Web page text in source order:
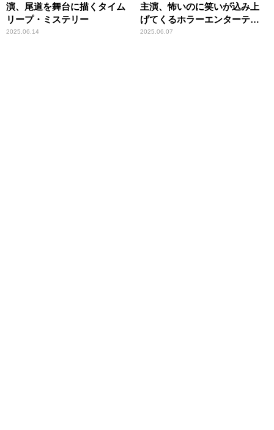
演、尾道を舞台に描くタイム
リープ・ミステリー
2025.06.14
主演、怖いのに笑いが込み上
げてくるホラーエンターテイ
メント
2025.06.07